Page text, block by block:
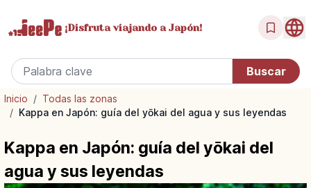
¡Disfrutaviajando a Japón!
Inicio / Todas las zonas
/ Kappa en Japón: guía del yōkai del agua y sus leyendas
Kappa en Japón: guía del yōkai del
agua y sus leyendas